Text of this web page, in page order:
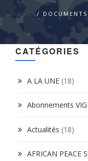
HOME
CATÉGORIES
A LA UNE (18)
Abonnements
Actualités (18)
AFRICAN PEACE